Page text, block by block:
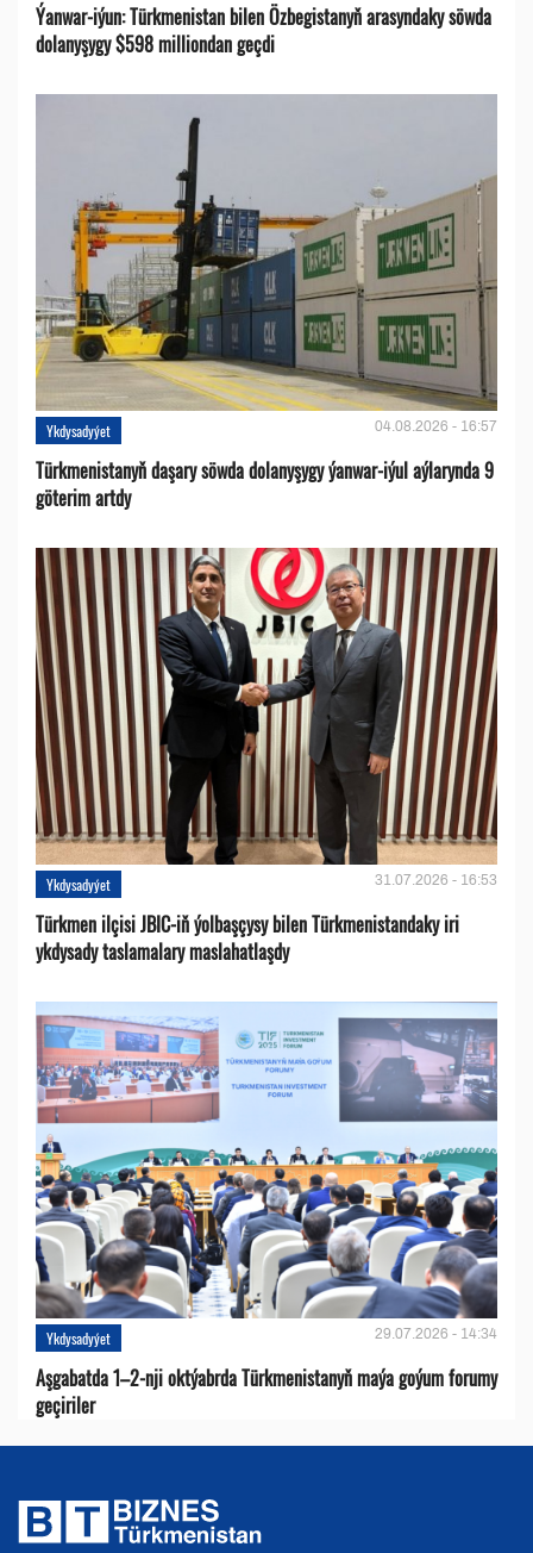
Ýanwar-iýun: Türkmenistan bilen Özbegistanyň arasyndaky söwda
dolanyşygy $598 milliondan geçdi
Ykdysadyýet 04.08.2026 - 16:57
Türkmenistanyň daşary söwda dolanyşygy ýanwar-iýul aýlarynda 9
göterim artdy
Ykdysadyýet 31.07.2026 - 16:53
Türkmen ilçisi JBIC-iň ýolbaşçysy bilen Türkmenistandaky iri
ykdysady taslamalary maslahatlaşdy
Ykdysadyýet 29.07.2026 - 14:34
Aşgabatda 1–2-nji oktýabrda Türkmenistanyň maýa goýum forumy
geçiriler